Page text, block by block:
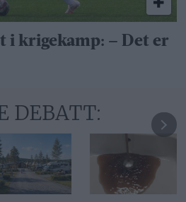
i krigekamp: – Det er
DEBATT: